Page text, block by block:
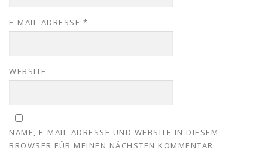
E-MAIL-ADRESSE *
WEBSITE
NAME, E-MAIL-ADRESSE UND WEBSITE IN DIESEM
BROWSER FÜR MEINEN NÄCHSTEN KOMMENTAR